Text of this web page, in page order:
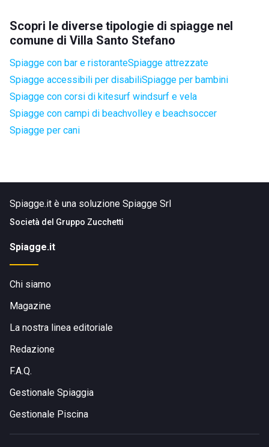
Scopri le diverse tipologie di spiagge nel
comune di Villa Santo Stefano
Spiagge con bar e ristoranteSpiagge attrezzate
Spiagge accessibili per disabiliSpiagge per bambini
Spiagge con corsi di kitesurf windsurf e vela
Spiagge con campi di beachvolley e beachsoccer
Spiagge per cani
Spiagge.it è una soluzione Spiagge Srl
Società del Gruppo Zucchetti
Spiagge.it
Chi siamo
Magazine
La nostra linea editoriale
Redazione
F.A.Q.
Gestionale Spiaggia
Gestionale Piscina